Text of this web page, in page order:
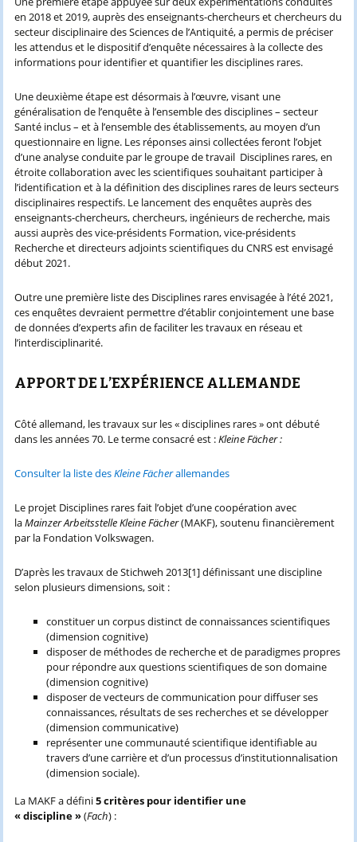
en 2018 et 2019, auprès des enseignants-chercheurs et chercheurs du
secteur disciplinaire des Sciences de l’Antiquité, a permis de préciser
les attendus et le dispositif d’enquête nécessaires à la collecte des
informations pour identifier et quantifier les disciplines rares.
Une deuxième étape est désormais à l’œuvre, visant une
généralisation de l’enquête à l’ensemble des disciplines – secteur
Santé inclus – et à l’ensemble des établissements, au moyen d’un
questionnaire en ligne. Les réponses ainsi collectées feront l’objet
d’une analyse conduite par le groupe de travail Disciplines rares, en
étroite collaboration avec les scientifiques souhaitant participer à
l’identification et à la définition des disciplines rares de leurs secteurs
disciplinaires respectifs. Le lancement des enquêtes auprès des
enseignants-chercheurs, chercheurs, ingénieurs de recherche, mais
aussi auprès des vice-présidents Formation, vice-présidents
Recherche et directeurs adjoints scientifiques du CNRS est envisagé
début 2021.
Outre une première liste des Disciplines rares envisagée à l’été 2021,
ces enquêtes devraient permettre d’établir conjointement une base
de données d’experts afin de faciliter les travaux en réseau et
l’interdisciplinarité.
APPORT DE L’EXPÉRIENCE ALLEMANDE
Côté allemand, les travaux sur les « disciplines rares » ont débuté
dans les années 70. Le terme consacré est :Kleine Fächer :
Consulter la liste desKleine Fächerallemandes
Le projet Disciplines rares fait l’objet d’une coopération avec
laMainzer Arbeitsstelle Kleine Fächer(MAKF), soutenu financièrement
par la Fondation Volkswagen.
D’après les travaux de Stichweh 2013[1] définissant une discipline
selon plusieurs dimensions, soit :
constituer un corpus distinct de connaissances scientifiques
(dimension cognitive)
disposer de méthodes de recherche et de paradigmes propres
pour répondre aux questions scientifiques de son domaine
(dimension cognitive)
disposer de vecteurs de communication pour diffuser ses
connaissances, résultats de ses recherches et se développer
(dimension communicative)
représenter une communauté scientifique identifiable au
travers d’une carrière et d’un processus d’institutionnalisation
(dimension sociale).
La MAKF a défini5 critères pour identifier une
« discipline »(Fach) :